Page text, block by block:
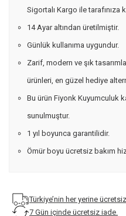
Sigortalı Kargo ile tarafınıza
14 Ayar altından üretilmiştir.
Günlük kullanıma uygundur.
Zarif, modern ve şık
ürünleri, en güzel hediye
Bu ürün Fiyonk Kuyumculuk
sunulmuştur.
1 yıl boyunca garantilidir.
Ömür boyu ücretsiz bakım
Türkiye’nin her yerine
7 Gün içinde ücretsiz iade.